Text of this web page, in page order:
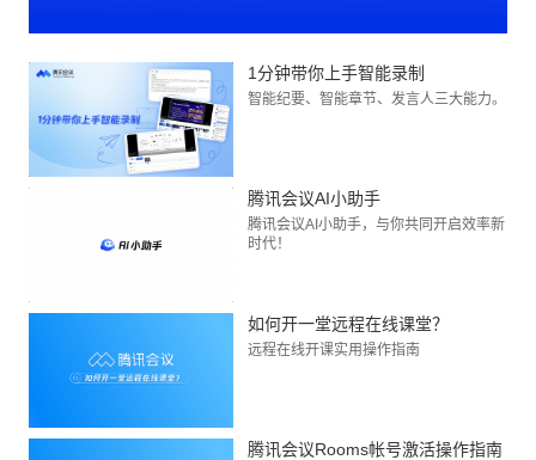
1分钟带你上手智能录制
智能纪要、智能章节、发言人三大能力。
腾讯会议AI小助手
腾讯会议AI小助手，与你共同开启效率新
时代！
如何开一堂远程在线课堂？
远程在线开课实用操作指南
腾讯会议Rooms帐号激活操作指南